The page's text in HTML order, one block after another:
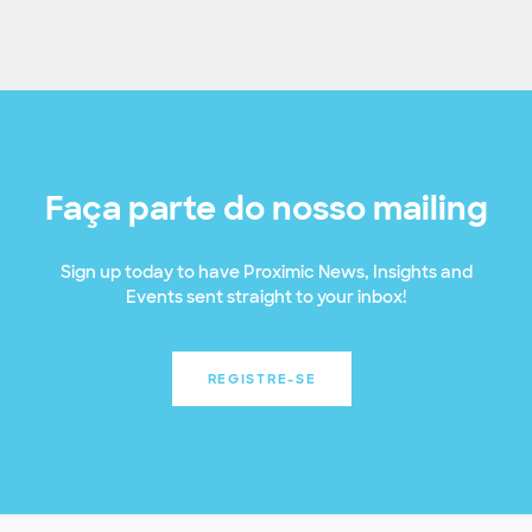
Faça parte do nosso mailing
Sign up today to have Proximic News, Insights and
Events sent straight to your inbox!
REGISTRE-SE